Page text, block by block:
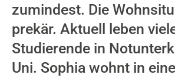
zumindest. Die
prekär. Aktuell leben
Studierende in
Uni. Sophia wohnt in